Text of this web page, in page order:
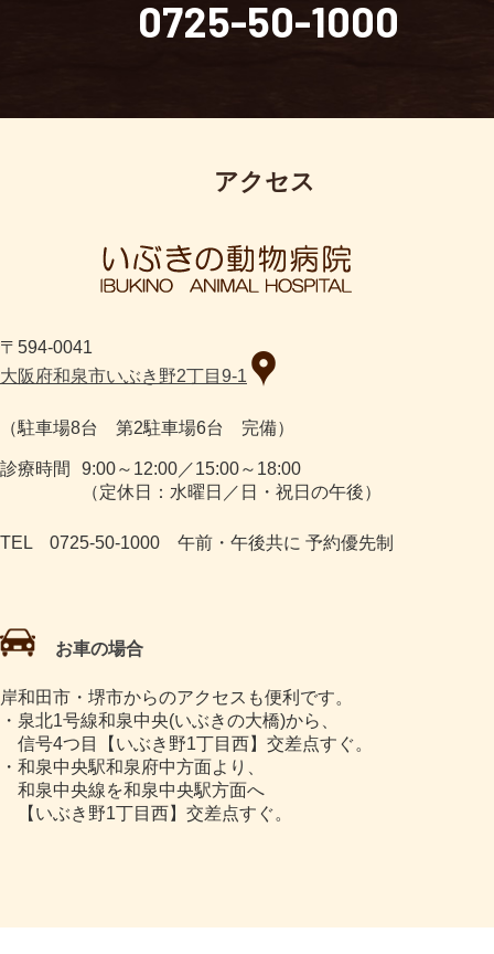
0725-50-1000
アクセス
〒594-0041
大阪府和泉市いぶき野2丁目9-1
（駐車場8台 第2駐車場6台 完備）
診療時間
9:00～12:00／15:00～18:00
（定休日：水曜日／日・祝日の午後）
TEL 0725-50-1000 午前・午後共に 予約優先制
お車の場合
岸和田市・堺市からのアクセスも便利です。
・泉北1号線和泉中央(いぶきの大橋)から、
信号4つ目【いぶき野1丁目西】交差点すぐ。
・和泉中央駅和泉府中方面より、
和泉中央線を和泉中央駅方面へ
【いぶき野1丁目西】交差点すぐ。